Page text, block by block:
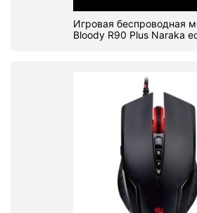
Игровая беспроводная
Bloody R90 Plus Naraka